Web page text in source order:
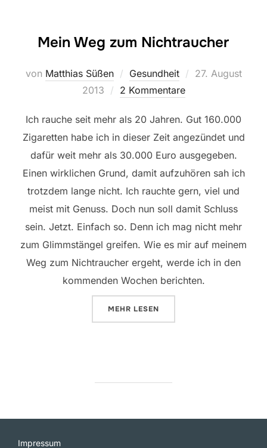
Mein Weg zum Nichtraucher
von Matthias Süßen Gesundheit
Veröffentlicht
27. August
2013
2 Kommentare
Ich rauche seit mehr als 20 Jahren. Gut 160.000
Zigaretten habe ich in dieser Zeit angezündet und
dafür weit mehr als 30.000 Euro ausgegeben.
Einen wirklichen Grund, damit aufzuhören sah ich
trotzdem lange nicht. Ich rauchte gern, viel und
meist mit Genuss. Doch nun soll damit Schluss
sein. Jetzt. Einfach so. Denn ich mag nicht mehr
zum Glimmstängel greifen. Wie es mir auf meinem
Weg zum Nichtraucher ergeht, werde ich in den
kommenden Wochen berichten.
MEHR ÜBER „MEIN WEG ZUM
LESEN
Impressum